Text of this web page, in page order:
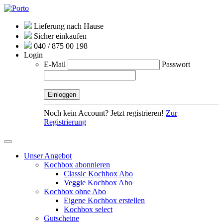
Lieferung nach Hause
Sicher einkaufen
040 / 875 00 198
Login
E-Mail
Passwort
Noch kein Account? Jetzt registrieren! Zur
Registrierung
Unser Angebot
Kochbox abonnieren
Classic Kochbox Abo
Veggie Kochbox Abo
Kochbox ohne Abo
Eigene Kochbox erstellen
Kochbox select
Gutscheine